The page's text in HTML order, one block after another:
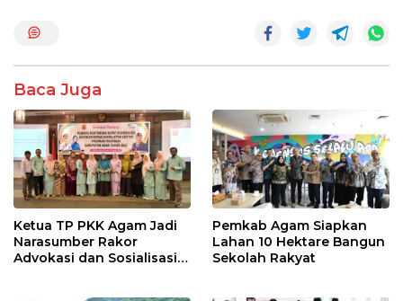
o
o
k
p
p
Baca Juga
Ketua TP PKK Agam Jadi
Narasumber Rakor
Advokasi dan Sosialisasi
Pemkab Agam Siapkan
Lahan 10 Hektare Bangun
Sekolah Rakyat